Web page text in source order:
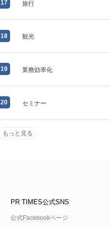
17 旅行
18 観光
19 業務効率化
20 セミナー
もっと見る
PR TIMES公式SNS
公式Facebookページ